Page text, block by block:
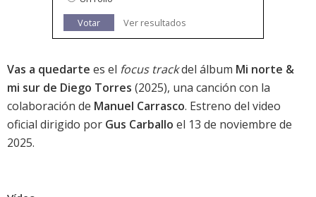
Votar
Ver resultados
Vas a quedarte es el focus trackdel álbum Mi norte &
mi sur de Diego Torres (2025), una canción con la
colaboración de Manuel Carrasco. Estreno del video
oficial dirigido por Gus Carballo el 13 de noviembre de
2025.